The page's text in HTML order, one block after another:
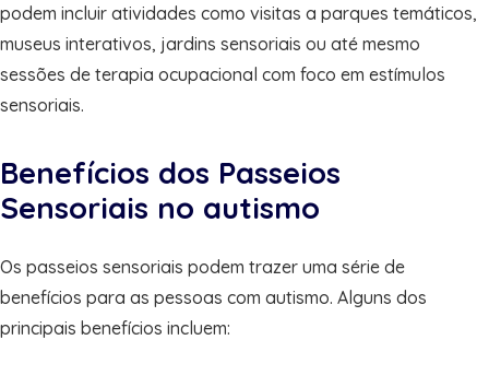
podem incluir atividades como visitas a parques temáticos,
museus interativos, jardins sensoriais ou até mesmo
sessões de terapia ocupacional com foco em estímulos
sensoriais.
Benefícios dos Passeios
Sensoriais no autismo
Os passeios sensoriais podem trazer uma série de
benefícios para as pessoas com autismo. Alguns dos
principais benefícios incluem: